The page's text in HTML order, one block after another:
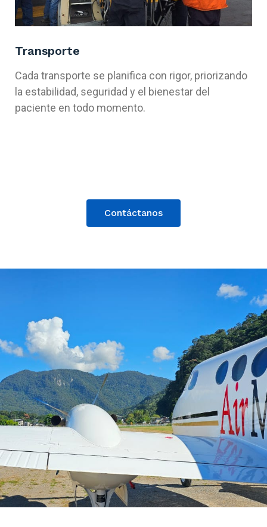
Transporte
Cada transporte se planifica con rigor, priorizando
la estabilidad, seguridad y el bienestar del
paciente en todo momento.
Contáctanos